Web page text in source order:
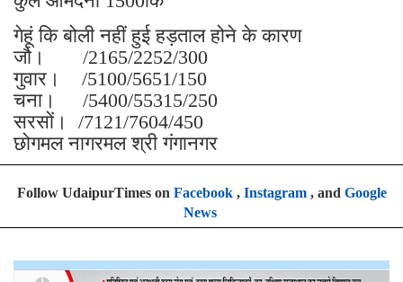
गेहूं कि बोली नहीं हुई हड़ताल होने के कारण
जौ। /2165/2252/300
गुवार। /5100/5651/150
चना। /5400/55315/250
सरसों। /7121/7604/450
छोगमल नागरमल श्री गंगानगर
Follow UdaipurTimes on Facebook, Instagram, and Google
News